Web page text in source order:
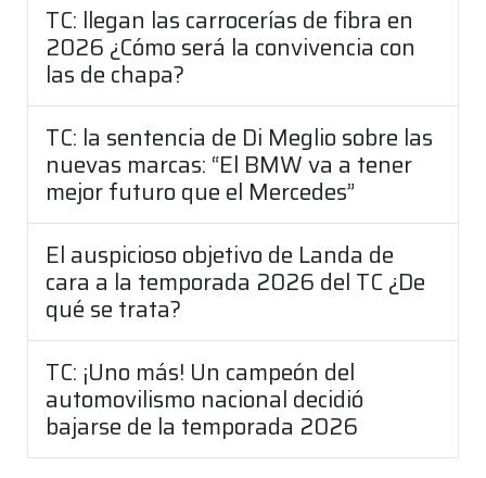
TC: llegan las carrocerías de fibra en
2026 ¿Cómo será la convivencia con
las de chapa?
TC: la sentencia de Di Meglio sobre las
nuevas marcas: “El BMW va a tener
mejor futuro que el Mercedes”
El auspicioso objetivo de Landa de
cara a la temporada 2026 del TC ¿De
qué se trata?
TC: ¡Uno más! Un campeón del
automovilismo nacional decidió
bajarse de la temporada 2026